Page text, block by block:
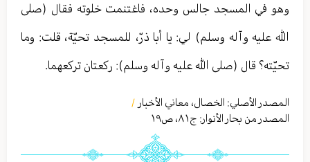
وهو في المسجد جالس وحده، فاغتنمت خلوته فقال (صلى
الله عليه وآله وسلم) لي: يا أبا ذرّ، للمسجد تحيّة، قلت: وما
تحيّته؟ قال (صلى الله عليه وآله وسلم): ركعتان تركعهما.
المصدر الأصلي: الخصال، معاني الأخبار /
المصدر من بحار الأنوار: ج٨١، ص١٩